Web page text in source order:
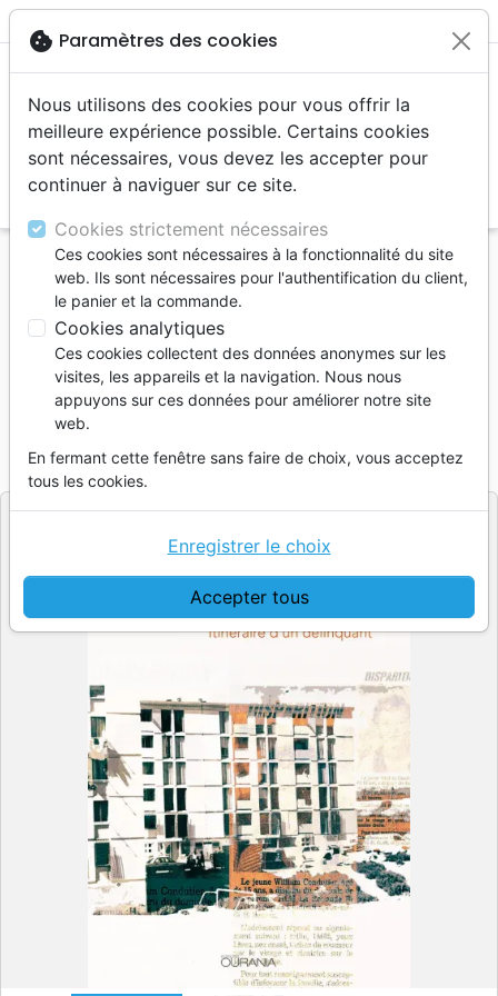
menu
Accueil Livres
Témoignages, biographies
Irrécupérable? - Itinéraire d'un délinquant
Irrécupérable?
Itinéraire d'un délinquant
Auteur :William Conductier
Référence OUR1037
9782940335374
EditeurOurania
cookie Paramètres des cookies
Nous utilisons des cookies pour vous offrir la
meilleure expérience possible. Certains cookies
sont nécessaires, vous devez les accepter pour
continuer à naviguer sur ce site.
Cookies strictement nécessaires
Ces cookies sont nécessaires à la fonctionnalité du site
web. Ils sont nécessaires pour l'authentification du client,
le panier et la commande.
Cookies analytiques
Ces cookies collectent des données anonymes sur les
visites, les appareils et la navigation. Nous nous
appuyons sur ces données pour améliorer notre site
web.
En fermant cette fenêtre sans faire de choix, vous acceptez
tous les cookies.
Accepter tous
Enregistrer le choix